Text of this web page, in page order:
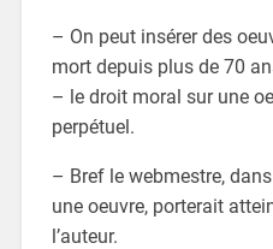
– On peut insérer des
mort depuis plus de 70
– le droit moral sur une
perpétuel.
– Bref le webmestre,
une oeuvre, porterait
l’auteur.